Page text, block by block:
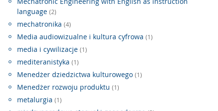
language (2)
mechatronika (4)
Media audiowizualne i kultura cyfrowa (1)
media i cywilizacje (1)
mediteranistyka (1)
Menedżer dziedzictwa kulturowego (1)
Menedżer rozwoju produktu (1)
metalurgia (1)